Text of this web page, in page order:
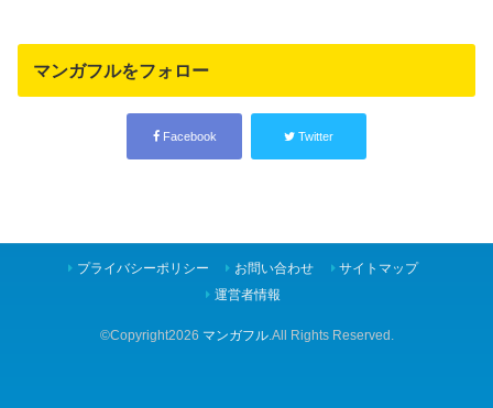
マンガフルをフォロー
Facebook Twitter
プライバシーポリシー お問い合わせ
サイトマップ
運営者情報
©Copyright2026 マンガフル.All Rights Reserved.